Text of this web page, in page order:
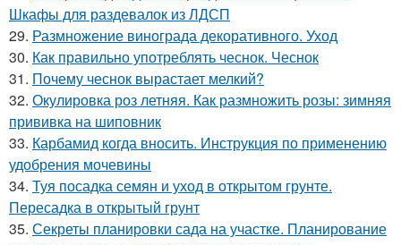
Шкафы для раздевалок из ЛДСП
29. Размножение винограда декоративного. Уход
30. Как правильно употреблять чеснок. Чеснок
31. Почему чеснок вырастает мелкий?
32. Окулировка роз летняя. Как размножить розы: зимняя
прививка на шиповник
33. Карбамид когда вносить. Инструкция по применению
удобрения мочевины
34. Туя посадка семян и уход в открытом грунте.
Пересадка в открытый грунт
35. Секреты планировки сада на участке. Планирование